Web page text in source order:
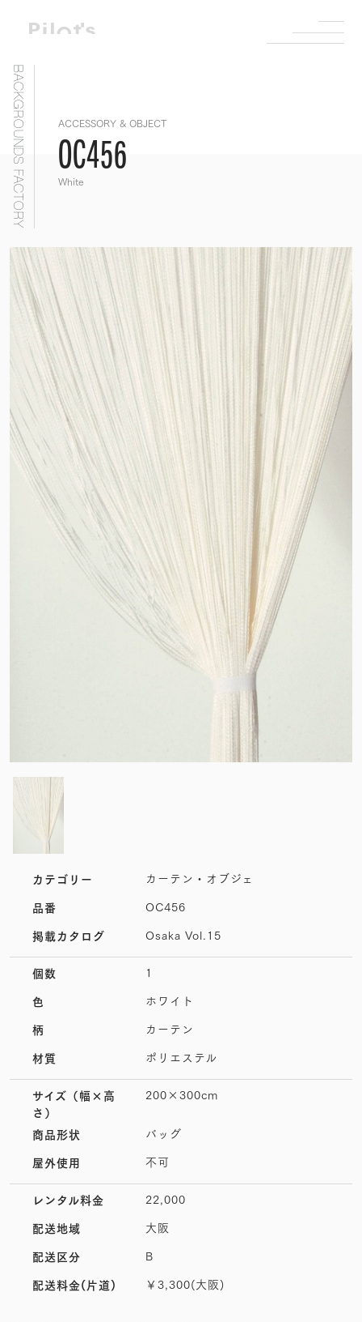
BACKGROUNDS FACTORY ACCESSORY & OBJECT
OC456
White
カテゴリー カーテン・オブジェ
品番 OC456
掲載カタログ Osaka Vol.15
個数 1
色 ホワイト
柄 カーテン
材質 ポリエステル
サイズ （幅×高
さ）
200×300cm
商品形状 バッグ
屋外使用 不可
レンタル料金 22,000
配送地域 大阪
配送区分 B
配送料金(片道) ￥3,300(大阪)